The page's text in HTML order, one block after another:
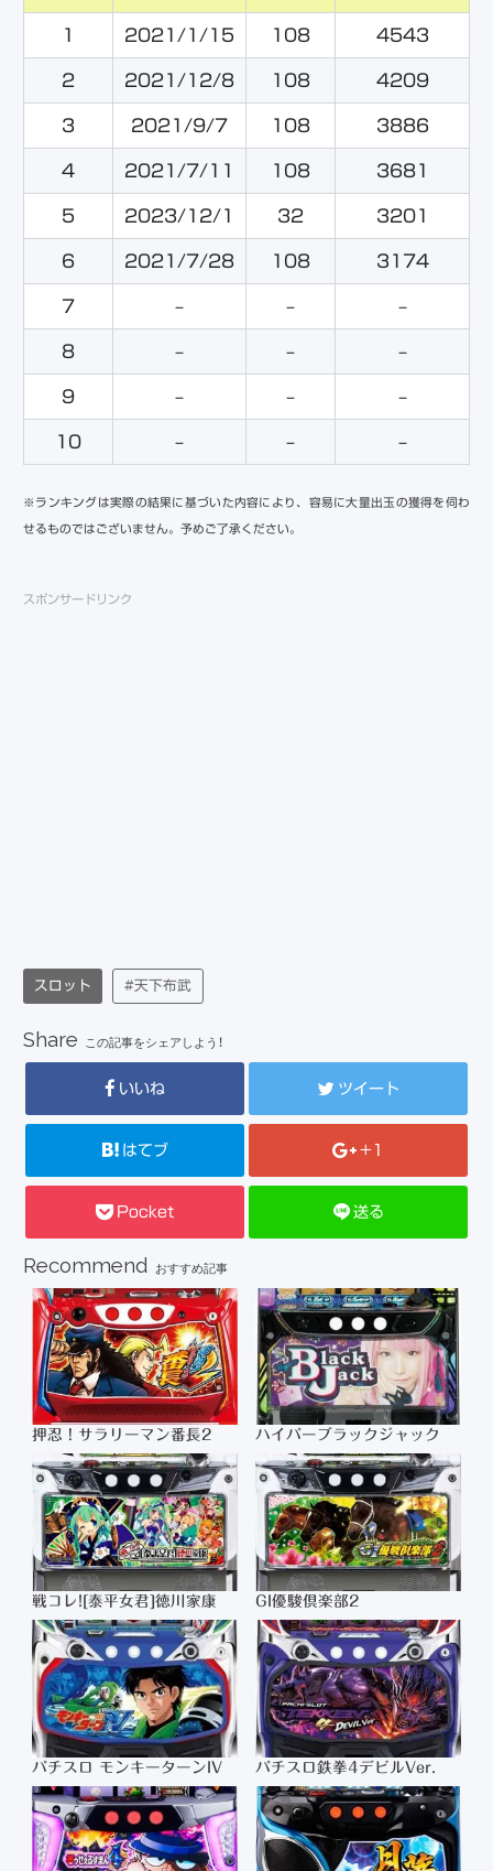
1 2021/1/15 108 4543
2 2021/12/8 108 4209
3 2021/9/7 108 3886
4 2021/7/11 108 3681
5 2023/12/1 32 3201
6 2021/7/28 108 3174
7 – – –
8 – – –
9 – – –
10 – – –
※ランキングは実際の結果に基づいた内容により、容易に大量出玉の獲得を伺わ
せるものではございません。予めご了承ください。
スポンサードリンク
スロット #天下布武
Share この記事をシェアしよう！
いいね ツイート
はてブ +1
Pocket 送る
Recommend おすすめ記事
押忍！サラリーマン番長2 ハイパーブラックジャック
戦コレ![泰平女君]徳川家康 GI優駿倶楽部2
パチスロ モンキーターンIV パチスロ鉄拳4デビルVer.